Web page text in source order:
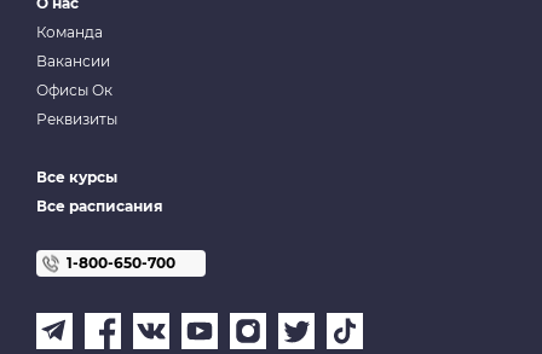
Команда
Вакансии
Офисы Ок
Реквизиты
Все курсы
Все расписания
1-800-650-700